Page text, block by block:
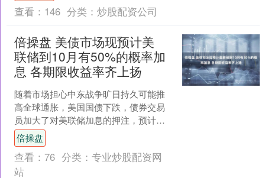
查看： 146 分类： 炒股配资公司
倍操盘 美债市场现预计美
联储到10月有50%的概率加
息 各期限收益率齐上扬
随着市场担心中东战争旷日持久可能推
高全球通胀，美国国债下跌，债券交易
员加大了对美联储加息的押注，预计到
10月加息的概率达到50%。 周五，规模
31万亿美元的美国....
倍操盘
查看： 76 分类： 专业炒股配资网
站